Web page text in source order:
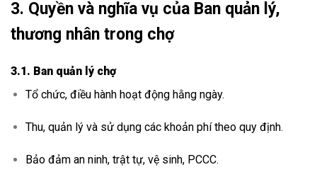
3. Quyền và nghĩa vụ của Ban quản lý,
thương nhân trong chợ
3.1. Ban quản lý chợ
Tổ chức, điều hành hoạt động hằng ngày.
Thu, quản lý và sử dụng các khoản phí theo quy định.
Bảo đảm an ninh, trật tự, vệ sinh, PCCC.